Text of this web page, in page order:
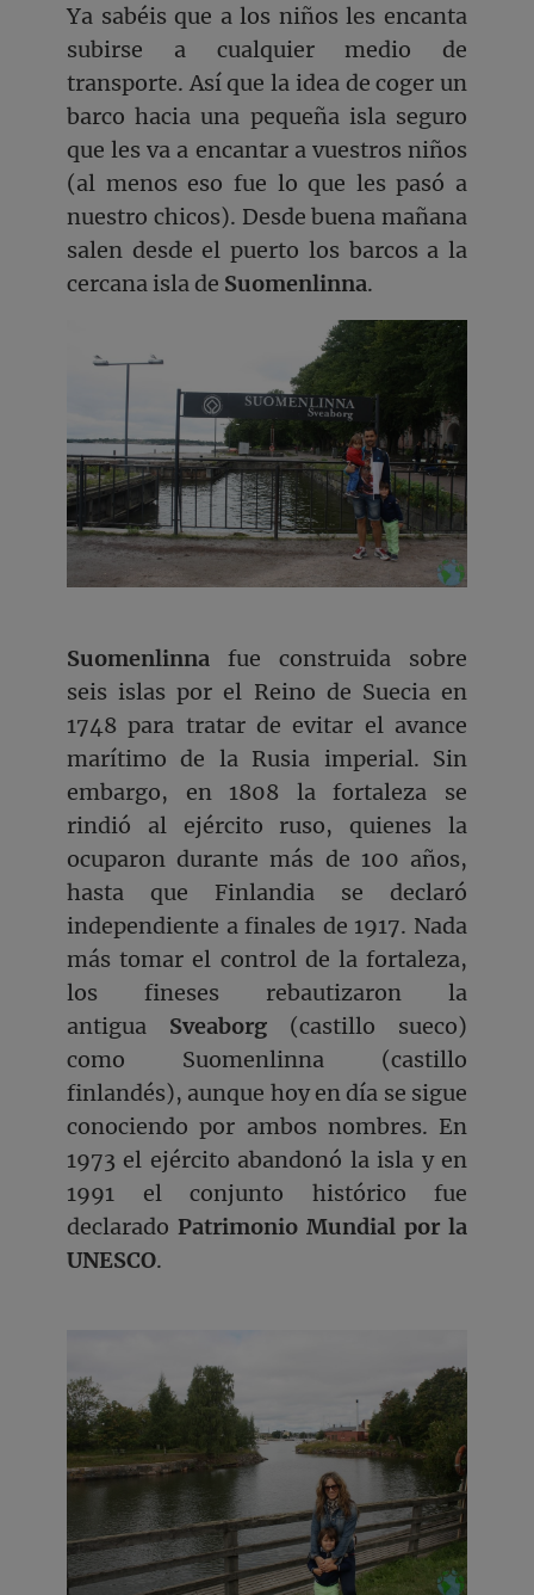
Ya sabéis que a los niños les encanta
subirse a cualquier medio de
transporte. Así que la idea de coger un
barco hacia una pequeña isla seguro
que les va a encantar a vuestros niños
(al menos eso fue lo que les pasó a
nuestro chicos). Desde buena mañana
salen desde el puerto los barcos a la
cercana isla de Suomenlinna.
Suomenlinna fue construida sobre
seis islas por el Reino de Suecia en
1748 para tratar de evitar el avance
marítimo de la Rusia imperial. Sin
embargo, en 1808 la fortaleza se
rindió al ejército ruso, quienes la
ocuparon durante más de 100 años,
hasta que Finlandia se declaró
independiente a finales de 1917. Nada
más tomar el control de la fortaleza,
los fineses rebautizaron la
antigua Sveaborg (castillo sueco)
como Suomenlinna (castillo
finlandés), aunque hoy en día se sigue
conociendo por ambos nombres. En
1973 el ejército abandonó la isla y en
1991 el conjunto histórico fue
declarado Patrimonio Mundial por la
UNESCO.